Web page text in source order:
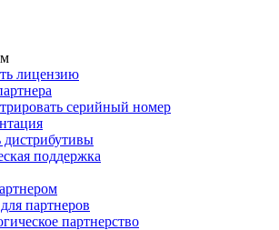
лицензию
серийный номер
дистрибутивы
поддержка
партнеров
партнерство